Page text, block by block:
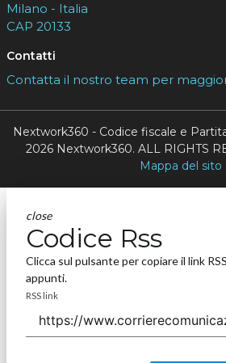
Milano - Italia
CAP 20133
Contatti
Contatta il nostro team per
Nextwork360 - Codice fiscale e
2026 Nextwork360. ALL RIGHTS
Mappa del sito
close
Codice Rss
Clicca sul pulsante per copiare il link
appunti.
RSS link